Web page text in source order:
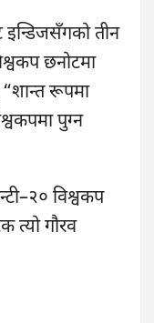
इन्डिजसँगको तीन
छनोटमा
रूपमा
पुग्न
विश्वकप
त्यो गौरव